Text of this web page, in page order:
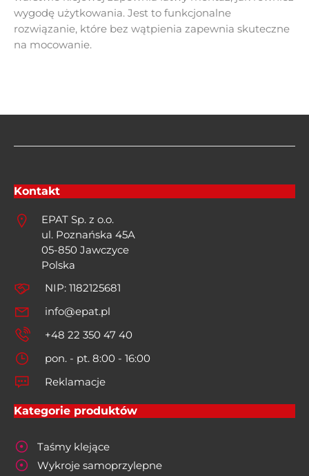
wygodę użytkowania. Jest to funkcjonalne
rozwiązanie, które bez wątpienia zapewnia skuteczne
na mocowanie.
Kontakt
EPAT Sp. z o.o.
ul. Poznańska 45A
05-850 Jawczyce
Polska
NIP: 1182125681
info@epat.pl
+48 22 350 47 40
pon. - pt. 8:00 - 16:00
Reklamacje
Kategorie produktów
Taśmy klejące
Wykroje samoprzylepne